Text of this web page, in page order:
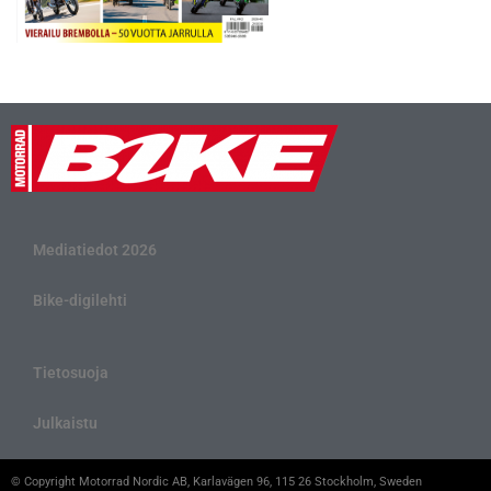
Mediatiedot 2026
Bike-digilehti
Tietosuoja
Julkaistu
© Copyright Motorrad Nordic AB, Karlavägen 96, 115 26 Stockholm, Sweden